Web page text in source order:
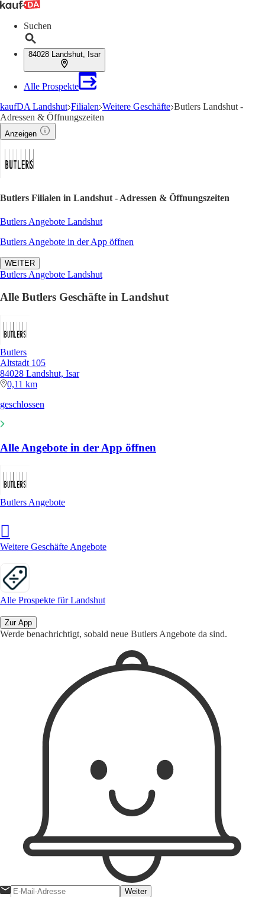
Suchen
84028 Landshut, Isar
Alle Prospekte
kaufDA Landshut Filialen Weitere Geschäfte Butlers Landshut -
Adressen & Öffnungszeiten
Anzeigen
Butlers Filialen in Landshut - Adressen & Öffnungszeiten
Butlers Angebote Landshut
Butlers Angebote in der App öffnen
WEITER
Butlers Angebote Landshut
Alle Butlers Geschäfte in Landshut
Butlers
Altstadt 105
84028 Landshut, Isar
0,11 km
geschlossen
Alle Angebote in der App öffnen
Butlers Angebote
Weitere Geschäfte Angebote
Alle Prospekte für Landshut
Zur App
Werde benachrichtigt, sobald neue Butlers Angebote da sind.
Weiter